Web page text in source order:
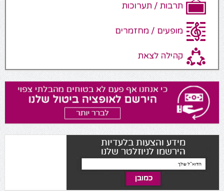
תרבות / תערוכות
מופעים / מחזמרים
קהילה לצאת